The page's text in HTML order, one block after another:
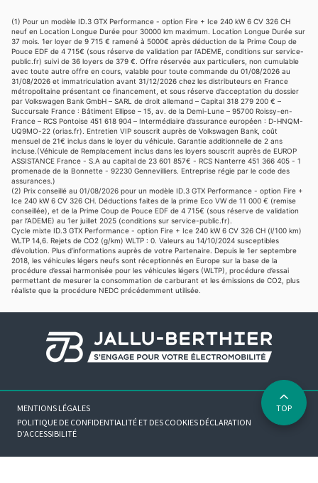
(1) Pour un modèle ID.3 GTX Performance - option Fire + Ice 240 kW 6 CV 326 CH
neuf en Location Longue Durée pour 30000 km maximum. Location Longue Durée sur
37 mois. 1er loyer de 9 715 € ramené à 5000€ après déduction de la Prime Coup de
Pouce EDF de 4 715€ (sous réserve de validation par l’ADEME, conditions sur service-
public.fr) suivi de 36 loyers de 379 €. Offre réservée aux particuliers, non cumulable
avec toute autre offre en cours, valable pour toute commande du 01/08/2026 au
31/08/2026 et immatriculation avant 31/12/2026 chez les distributeurs en France
métropolitaine présentant ce financement, et sous réserve d’acceptation du dossier
par Volkswagen Bank GmbH – SARL de droit allemand – Capital 318 279 200 € –
Succursale France : Bâtiment Ellipse – 15, av. de la Demi-Lune – 95700 Roissy-en-
France – RCS Pontoise 451 618 904 – Intermédiaire d’assurance européen : D-HNQM-
UQ9MO-22 (orias.fr). Entretien VIP souscrit auprès de Volkswagen Bank, coût
mensuel de 21€ inclus dans le loyer du véhicule. Garantie additionnelle de 2 ans
incluse.(Véhicule de Remplacement inclus dans les loyers souscrit auprès de EUROP
ASSISTANCE France - S.A au capital de 23 601 857€ - RCS Nanterre 451 366 405 - 1
promenade de la Bonnette - 92230 Gennevilliers. Entreprise régie par le code des
assurances.)
(2) Prix conseillé au 01/08/2026 pour un modèle ID.3 GTX Performance - option Fire +
Ice 240 kW 6 CV 326 CH. Déductions faites de la prime Eco VW de 11 000 € (remise
conseillée), et de la Prime Coup de Pouce EDF de 4 715€ (sous réserve de validation
par l’ADEME) au 1er juillet 2025 (conditions sur service-public.fr).
Cycle mixte ID.3 GTX Performance - option Fire + Ice 240 kW 6 CV 326 CH (l/100 km)
WLTP 14,6. Rejets de CO2 (g/km) WLTP : 0. Valeurs au 14/10/2024 susceptibles
d’évolution. Plus d’informations auprès de votre Partenaire. Depuis le 1er septembre
2018, les véhicules légers neufs sont réceptionnés en Europe sur la base de la
procédure d’essai harmonisée pour les véhicules légers (WLTP), procédure d’essai
permettant de mesurer la consommation de carburant et les émissions de CO2, plus
réaliste que la procédure NEDC précédemment utilisée.
MENTIONS LÉGALES
POLITIQUE DE CONFIDENTIALITÉ ET DES COOKIES DÉCLARATION
D’ACCESSIBILITÉ
TOP